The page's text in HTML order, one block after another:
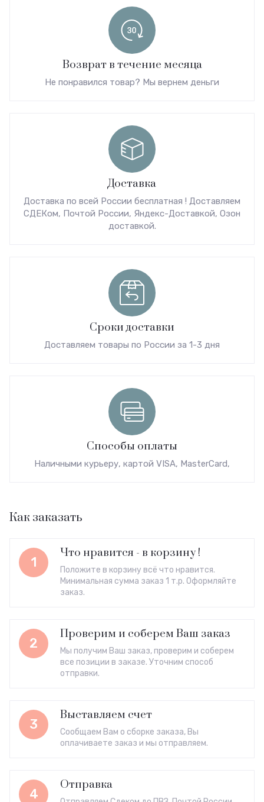
Возврат в течение месяца
Не понравился товар? Мы вернем деньги
Доставка
Доставка по всей России бесплатная ! Доставляем
СДЕКом, Почтой России, Яндекс-Доставкой, Озон
доставкой.
Сроки доставки
Доставляем товары по России за 1-3 дня
Способы оплаты
Наличными курьеру, картой VISA, MasterCard,
Как заказать
1
Что нравится - в корзину !
Положите в корзину всё что нравится.
Минимальная сумма заказ 1 т.р. Оформляйте
заказ.
2
Проверим и соберем Ваш заказ
Мы получим Ваш заказ, проверим и соберем
все позиции в заказе. Уточним способ
отправки.
3
Выставляем счет
Сообщаем Вам о сборке заказа, Вы
оплачиваете заказ и мы отправляем.
4
Отправка